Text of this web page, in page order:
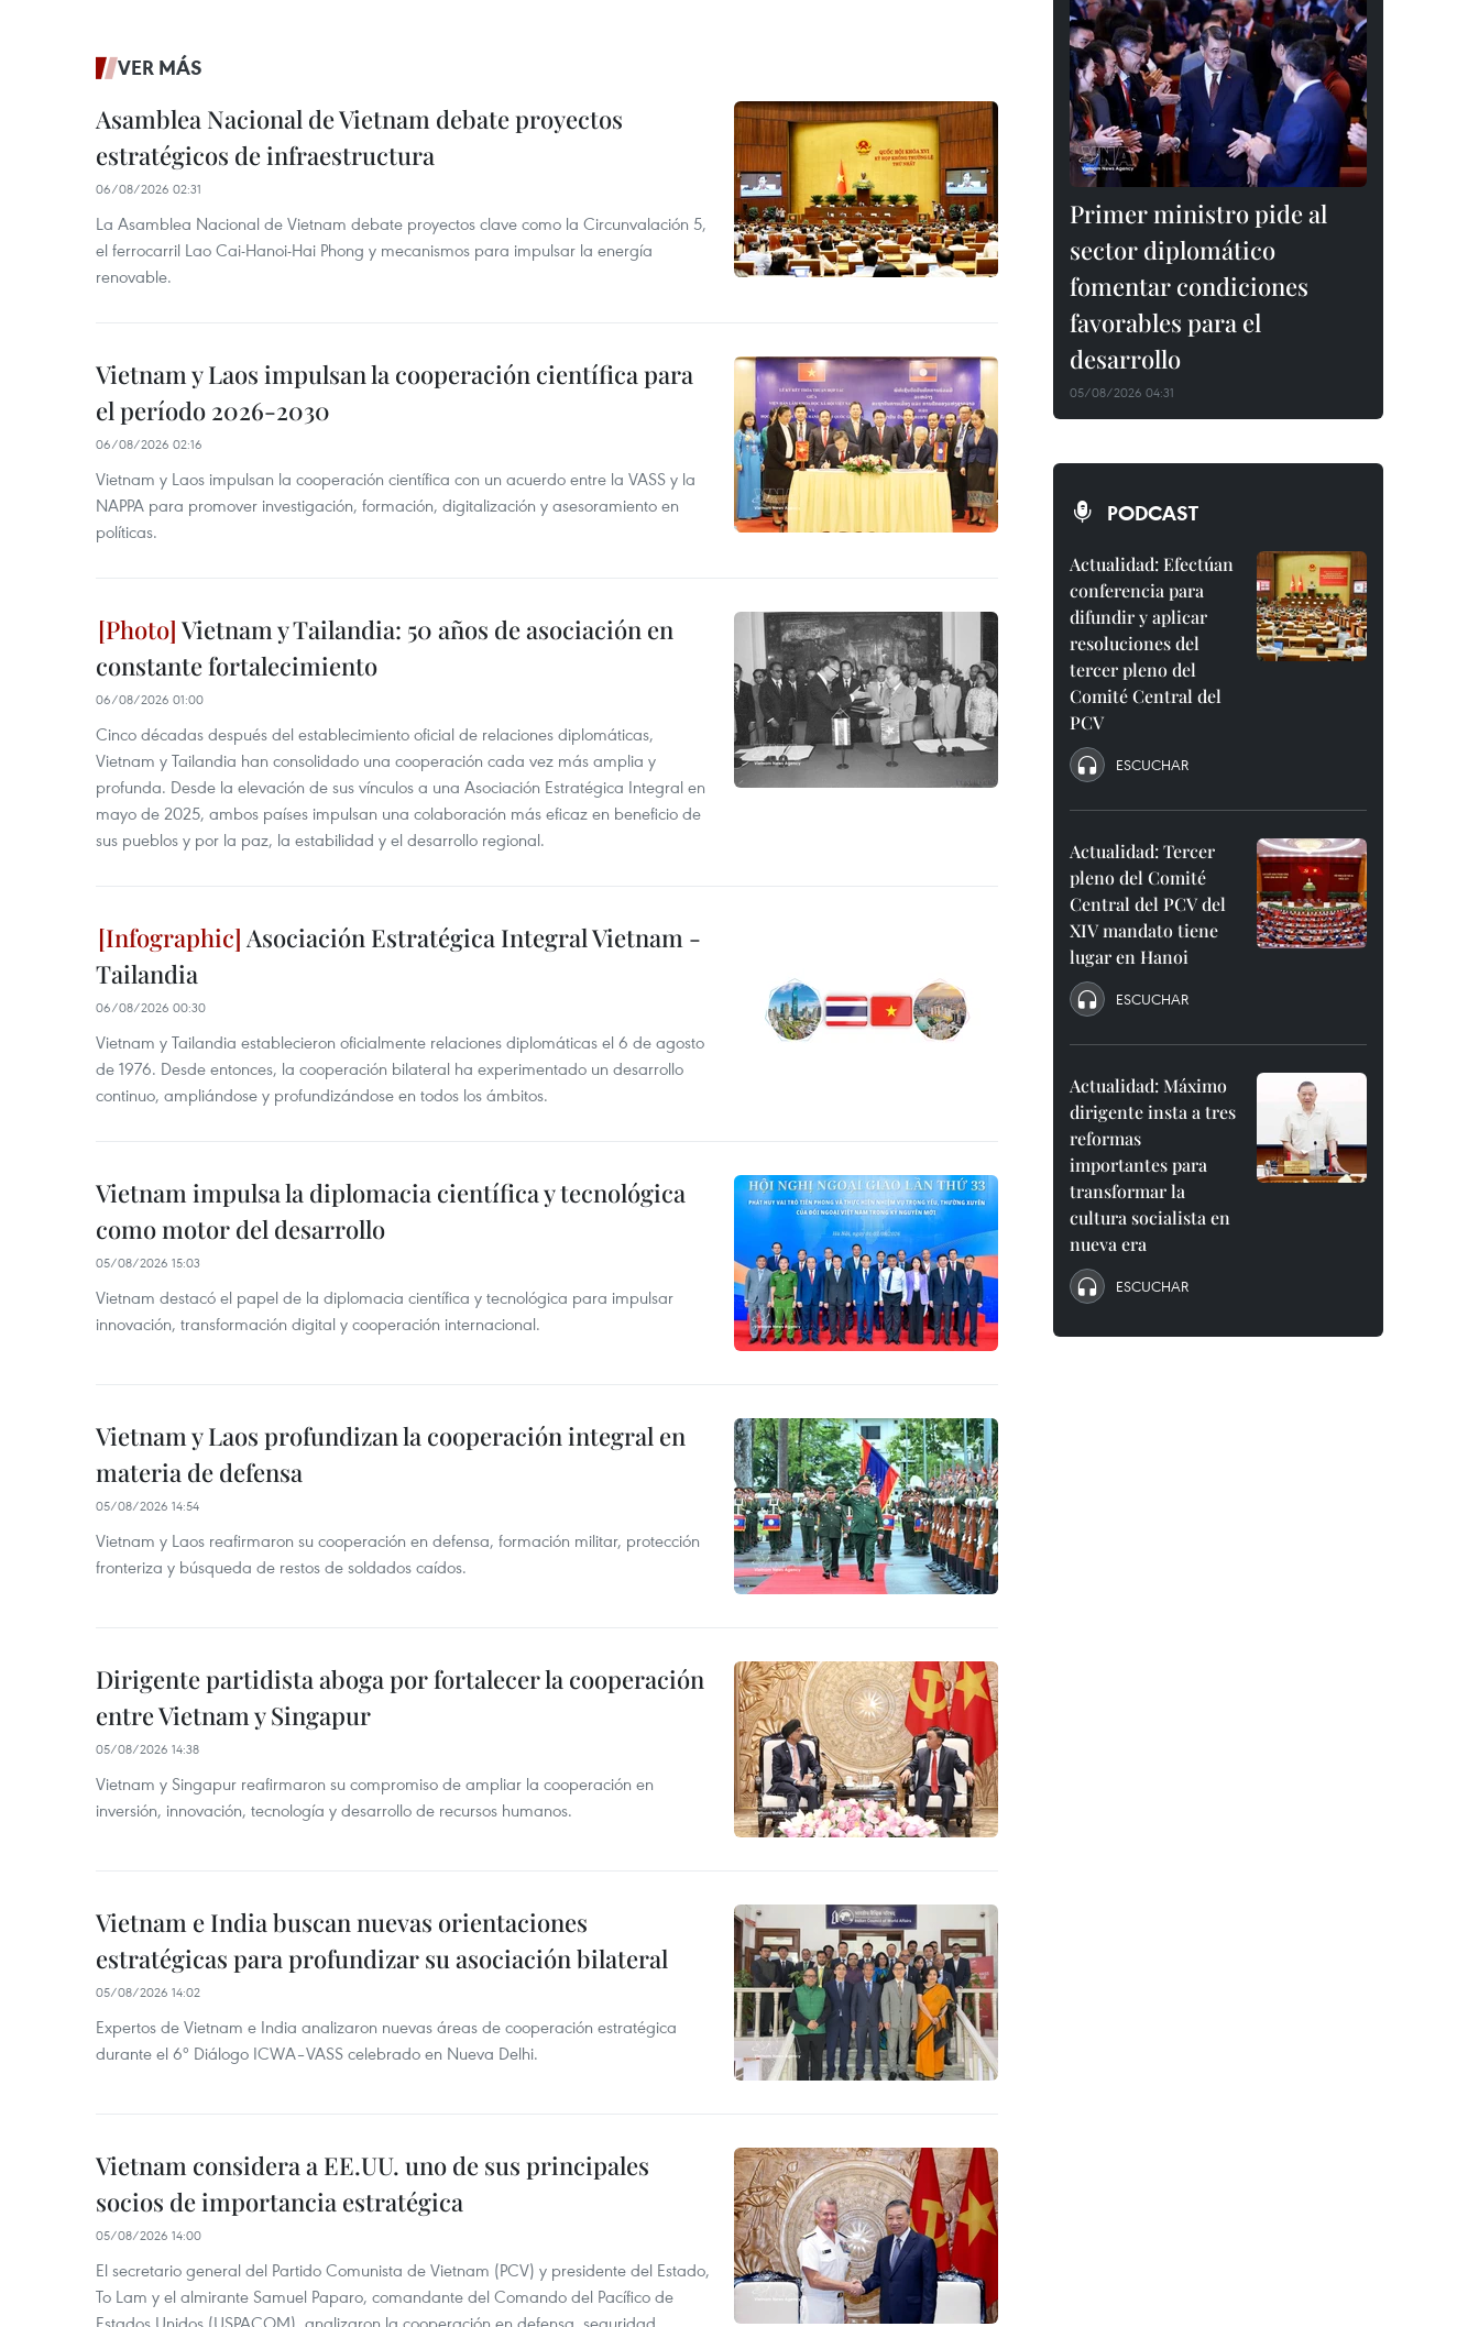
VER MÁS
Asamblea Nacional de Vietnam debate proyectos
estratégicos de infraestructura
06/08/2026 02:31
La Asamblea Nacional de Vietnam debate proyectos clave como la Circunvalación 5,
el ferrocarril Lao Cai-Hanoi-Hai Phong y mecanismos para impulsar la energía
renovable.
Vietnam y Laos impulsan la cooperación científica para
el período 2026-2030
06/08/2026 02:16
Vietnam y Laos impulsan la cooperación científica con un acuerdo entre la VASS y la
NAPPA para promover investigación, formación, digitalización y asesoramiento en
políticas.
Vietnam y Tailandia: 50 años de asociación en
constante fortalecimiento
06/08/2026 01:00
Cinco décadas después del establecimiento oficial de relaciones diplomáticas,
Vietnam y Tailandia han consolidado una cooperación cada vez más amplia y
profunda. Desde la elevación de sus vínculos a una Asociación Estratégica Integral en
mayo de 2025, ambos países impulsan una colaboración más eficaz en beneficio de
sus pueblos y por la paz, la estabilidad y el desarrollo regional.
Asociación Estratégica Integral Vietnam -
Tailandia
06/08/2026 00:30
Vietnam y Tailandia establecieron oficialmente relaciones diplomáticas el 6 de agosto
de 1976. Desde entonces, la cooperación bilateral ha experimentado un desarrollo
continuo, ampliándose y profundizándose en todos los ámbitos.
Vietnam impulsa la diplomacia científica y tecnológica
como motor del desarrollo
05/08/2026 15:03
Vietnam destacó el papel de la diplomacia científica y tecnológica para impulsar
innovación, transformación digital y cooperación internacional.
Vietnam y Laos profundizan la cooperación integral en
materia de defensa
05/08/2026 14:54
Vietnam y Laos reafirmaron su cooperación en defensa, formación militar, protección
fronteriza y búsqueda de restos de soldados caídos.
Dirigente partidista aboga por fortalecer la cooperación
entre Vietnam y Singapur
05/08/2026 14:38
Vietnam y Singapur reafirmaron su compromiso de ampliar la cooperación en
inversión, innovación, tecnología y desarrollo de recursos humanos.
Vietnam e India buscan nuevas orientaciones
estratégicas para profundizar su asociación bilateral
05/08/2026 14:02
Expertos de Vietnam e India analizaron nuevas áreas de cooperación estratégica
durante el 6º Diálogo ICWA–VASS celebrado en Nueva Delhi.
Vietnam considera a EE.UU. uno de sus principales
socios de importancia estratégica
05/08/2026 14:00
El secretario general del Partido Comunista de Vietnam (PCV) y presidente del Estado,
To Lam y el almirante Samuel Paparo, comandante del Comando del Pacífico de
Estados Unidos (USPACOM), analizaron la cooperación en defensa, seguridad,
Primer ministro pide al
sector diplomático
fomentar condiciones
favorables para el
desarrollo
05/08/2026 04:31
PODCAST
Actualidad: Efectúan
conferencia para
difundir y aplicar
resoluciones del
tercer pleno del
Comité Central del
PCV
ESCUCHAR
Actualidad: Tercer
pleno del Comité
Central del PCV del
XIV mandato tiene
lugar en Hanoi
ESCUCHAR
Actualidad: Máximo
dirigente insta a tres
reformas
importantes para
transformar la
cultura socialista en
nueva era
ESCUCHAR